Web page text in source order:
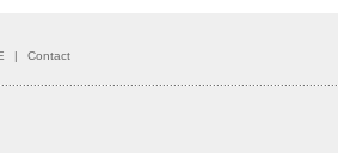
| Contact